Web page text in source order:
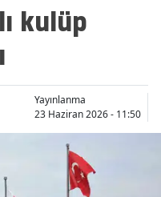
kulüp
Yayınlanma
23 Haziran 2026 - 11:50